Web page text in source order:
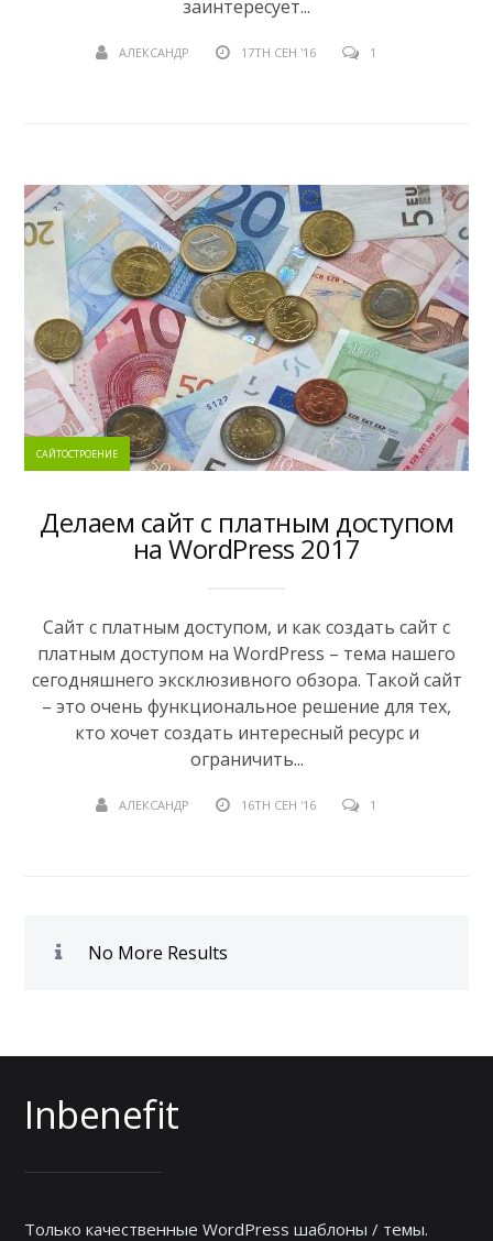
заинтересует...
АЛЕКСАНДР 17TH СЕН '16 1
САЙТОСТРОЕНИЕ
Делаем сайт с платным доступом
на WordPress 2017
Сайт с платным доступом, и как создать сайт с
платным доступом на WordPress – тема нашего
сегодняшнего эксклюзивного обзора. Такой сайт
– это очень функциональное решение для тех,
кто хочет создать интересный ресурс и
ограничить...
АЛЕКСАНДР 16TH СЕН '16 1
No More Results
Inbenefit
Только качественные WordPress шаблоны / темы.